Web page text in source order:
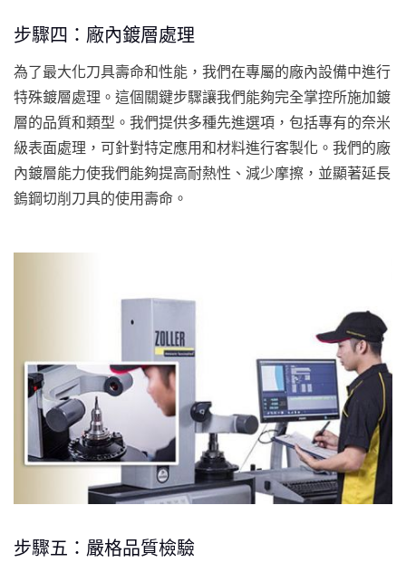
步驟四：廠內鍍層處理
為了最大化刀具壽命和性能，我們在專屬的廠內設備中進行
特殊鍍層處理。這個關鍵步驟讓我們能夠完全掌控所施加鍍
層的品質和類型。我們提供多種先進選項，包括專有的奈米
級表面處理，可針對特定應用和材料進行客製化。我們的廠
內鍍層能力使我們能夠提高耐熱性、減少摩擦，並顯著延長
鎢鋼切削刀具的使用壽命。
步驟五：嚴格品質檢驗